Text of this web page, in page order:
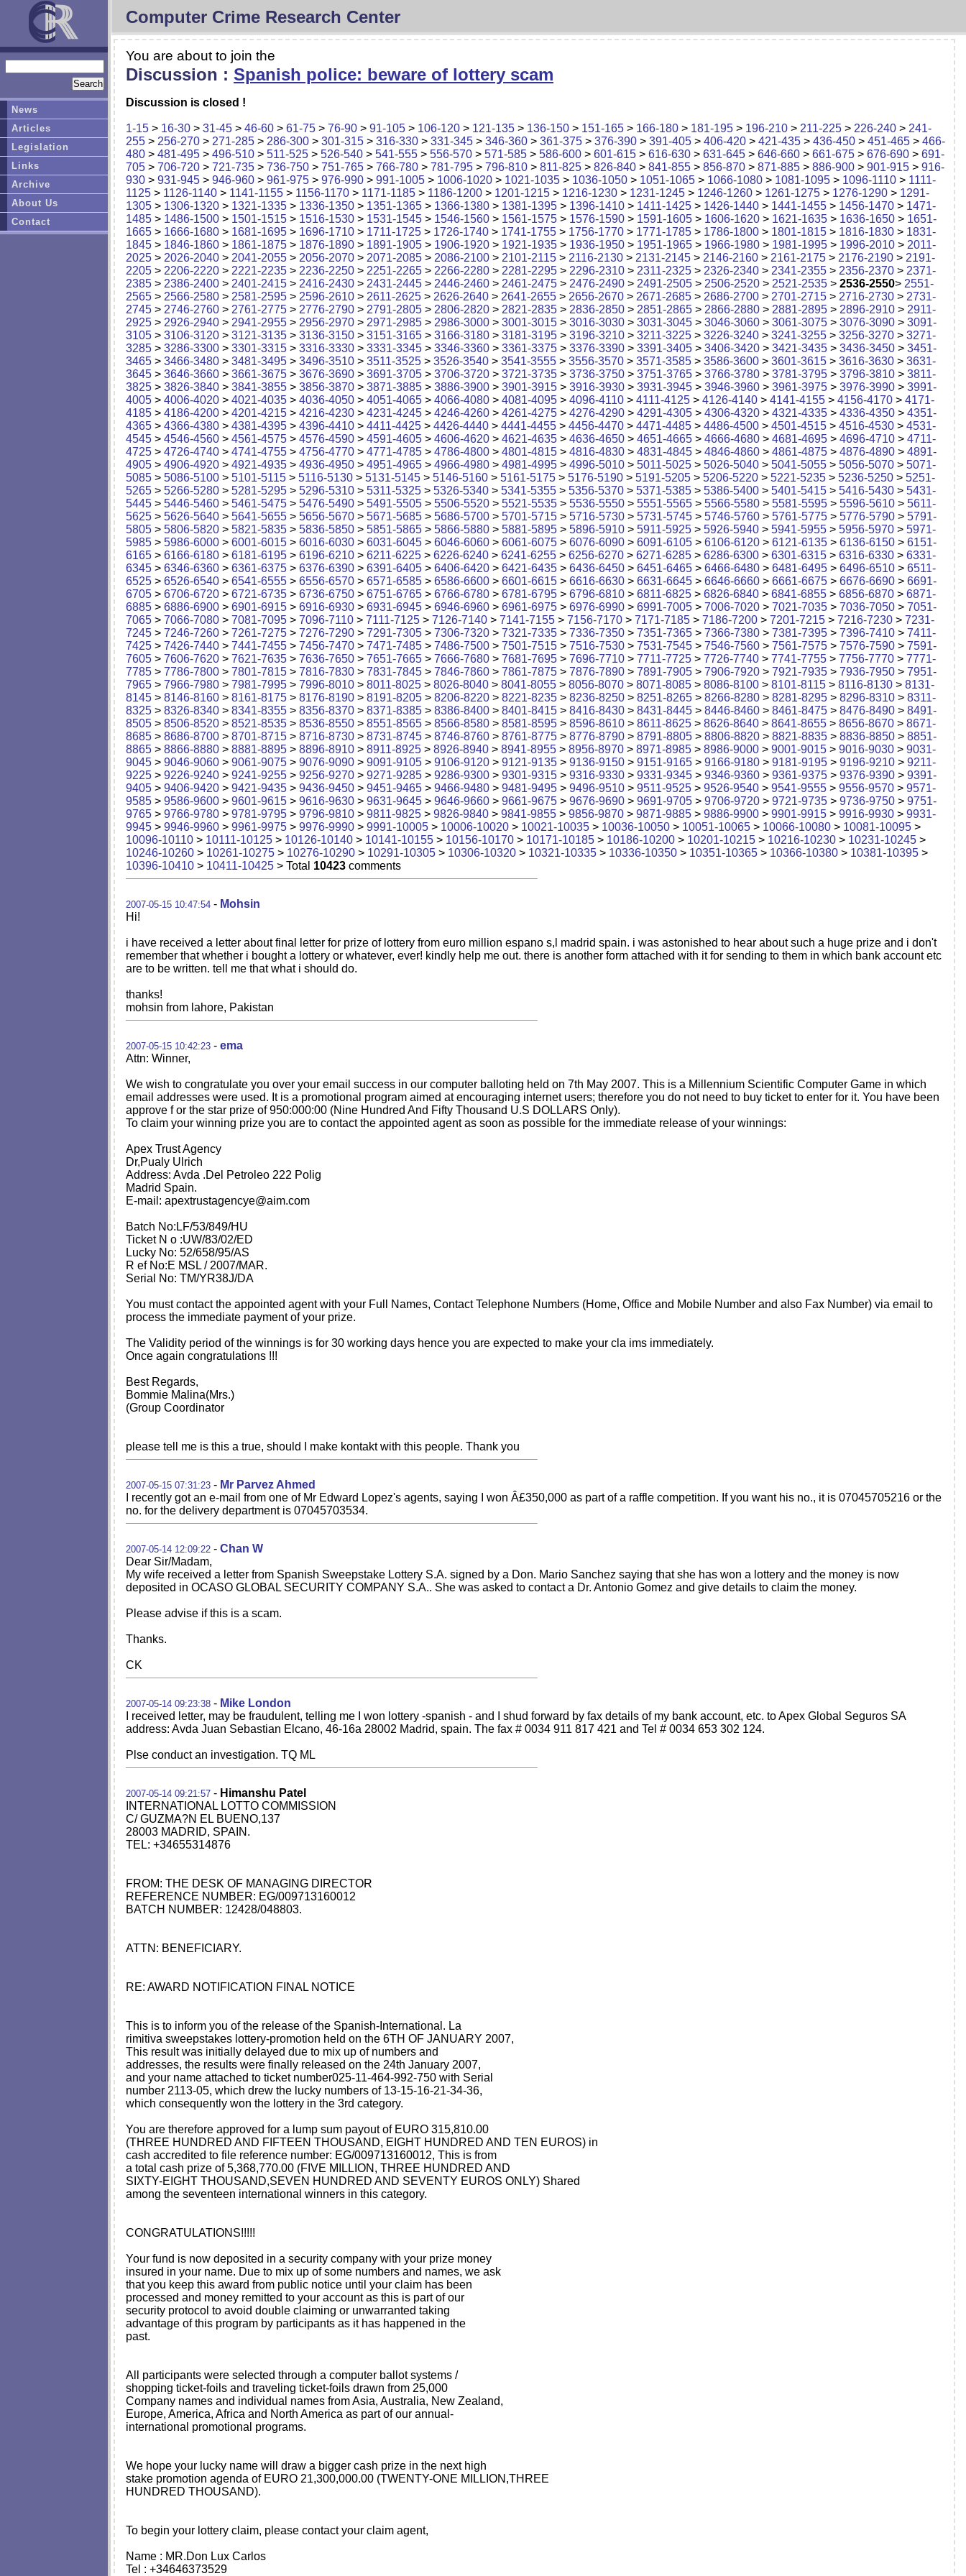
Computer Crime Research Center
You are about to join the
Discussion : Spanish police: beware of lottery scam
Discussion is closed !
1-15 > 16-30 > 31-45 > 46-60 > 61-75 > 76-90 > 91-105 > 106-120 > 121-135 > 136-150 > 151-165 > 166-180 > 181-195 > 196-210 > 211-225 > 226-240 > 241-
255 > 256-270 > 271-285 > 286-300 > 301-315 > 316-330 > 331-345 > 346-360 > 361-375 > 376-390 > 391-405 > 406-420 > 421-435 > 436-450 > 451-465 > 466-
480 > 481-495 > 496-510 > 511-525 > 526-540 > 541-555 > 556-570 > 571-585 > 586-600 > 601-615 > 616-630 > 631-645 > 646-660 > 661-675 > 676-690 > 691-
705 > 706-720 > 721-735 > 736-750 > 751-765 > 766-780 > 781-795 > 796-810 > 811-825 > 826-840 > 841-855 > 856-870 > 871-885 > 886-900 > 901-915 > 916-
930 > 931-945 > 946-960 > 961-975 > 976-990 > 991-1005 > 1006-1020 > 1021-1035 > 1036-1050 > 1051-1065 > 1066-1080 > 1081-1095 > 1096-1110 > 1111-
1125 > 1126-1140 > 1141-1155 > 1156-1170 > 1171-1185 > 1186-1200 > 1201-1215 > 1216-1230 > 1231-1245 > 1246-1260 > 1261-1275 > 1276-1290 > 1291-
1305 > 1306-1320 > 1321-1335 > 1336-1350 > 1351-1365 > 1366-1380 > 1381-1395 > 1396-1410 > 1411-1425 > 1426-1440 > 1441-1455 > 1456-1470 > 1471-
1485 > 1486-1500 > 1501-1515 > 1516-1530 > 1531-1545 > 1546-1560 > 1561-1575 > 1576-1590 > 1591-1605 > 1606-1620 > 1621-1635 > 1636-1650 > 1651-
1665 > 1666-1680 > 1681-1695 > 1696-1710 > 1711-1725 > 1726-1740 > 1741-1755 > 1756-1770 > 1771-1785 > 1786-1800 > 1801-1815 > 1816-1830 > 1831-
1845 > 1846-1860 > 1861-1875 > 1876-1890 > 1891-1905 > 1906-1920 > 1921-1935 > 1936-1950 > 1951-1965 > 1966-1980 > 1981-1995 > 1996-2010 > 2011-
2025 > 2026-2040 > 2041-2055 > 2056-2070 > 2071-2085 > 2086-2100 > 2101-2115 > 2116-2130 > 2131-2145 > 2146-2160 > 2161-2175 > 2176-2190 > 2191-
2205 > 2206-2220 > 2221-2235 > 2236-2250 > 2251-2265 > 2266-2280 > 2281-2295 > 2296-2310 > 2311-2325 > 2326-2340 > 2341-2355 > 2356-2370 > 2371-
2385 > 2386-2400 > 2401-2415 > 2416-2430 > 2431-2445 > 2446-2460 > 2461-2475 > 2476-2490 > 2491-2505 > 2506-2520 > 2521-2535 > 2536-2550> 2551-
2565 > 2566-2580 > 2581-2595 > 2596-2610 > 2611-2625 > 2626-2640 > 2641-2655 > 2656-2670 > 2671-2685 > 2686-2700 > 2701-2715 > 2716-2730 > 2731-
2745 > 2746-2760 > 2761-2775 > 2776-2790 > 2791-2805 > 2806-2820 > 2821-2835 > 2836-2850 > 2851-2865 > 2866-2880 > 2881-2895 > 2896-2910 > 2911-
2925 > 2926-2940 > 2941-2955 > 2956-2970 > 2971-2985 > 2986-3000 > 3001-3015 > 3016-3030 > 3031-3045 > 3046-3060 > 3061-3075 > 3076-3090 > 3091-
3105 > 3106-3120 > 3121-3135 > 3136-3150 > 3151-3165 > 3166-3180 > 3181-3195 > 3196-3210 > 3211-3225 > 3226-3240 > 3241-3255 > 3256-3270 > 3271-
3285 > 3286-3300 > 3301-3315 > 3316-3330 > 3331-3345 > 3346-3360 > 3361-3375 > 3376-3390 > 3391-3405 > 3406-3420 > 3421-3435 > 3436-3450 > 3451-
3465 > 3466-3480 > 3481-3495 > 3496-3510 > 3511-3525 > 3526-3540 > 3541-3555 > 3556-3570 > 3571-3585 > 3586-3600 > 3601-3615 > 3616-3630 > 3631-
3645 > 3646-3660 > 3661-3675 > 3676-3690 > 3691-3705 > 3706-3720 > 3721-3735 > 3736-3750 > 3751-3765 > 3766-3780 > 3781-3795 > 3796-3810 > 3811-
3825 > 3826-3840 > 3841-3855 > 3856-3870 > 3871-3885 > 3886-3900 > 3901-3915 > 3916-3930 > 3931-3945 > 3946-3960 > 3961-3975 > 3976-3990 > 3991-
4005 > 4006-4020 > 4021-4035 > 4036-4050 > 4051-4065 > 4066-4080 > 4081-4095 > 4096-4110 > 4111-4125 > 4126-4140 > 4141-4155 > 4156-4170 > 4171-
4185 > 4186-4200 > 4201-4215 > 4216-4230 > 4231-4245 > 4246-4260 > 4261-4275 > 4276-4290 > 4291-4305 > 4306-4320 > 4321-4335 > 4336-4350 > 4351-
4365 > 4366-4380 > 4381-4395 > 4396-4410 > 4411-4425 > 4426-4440 > 4441-4455 > 4456-4470 > 4471-4485 > 4486-4500 > 4501-4515 > 4516-4530 > 4531-
4545 > 4546-4560 > 4561-4575 > 4576-4590 > 4591-4605 > 4606-4620 > 4621-4635 > 4636-4650 > 4651-4665 > 4666-4680 > 4681-4695 > 4696-4710 > 4711-
4725 > 4726-4740 > 4741-4755 > 4756-4770 > 4771-4785 > 4786-4800 > 4801-4815 > 4816-4830 > 4831-4845 > 4846-4860 > 4861-4875 > 4876-4890 > 4891-
4905 > 4906-4920 > 4921-4935 > 4936-4950 > 4951-4965 > 4966-4980 > 4981-4995 > 4996-5010 > 5011-5025 > 5026-5040 > 5041-5055 > 5056-5070 > 5071-
5085 > 5086-5100 > 5101-5115 > 5116-5130 > 5131-5145 > 5146-5160 > 5161-5175 > 5176-5190 > 5191-5205 > 5206-5220 > 5221-5235 > 5236-5250 > 5251-
5265 > 5266-5280 > 5281-5295 > 5296-5310 > 5311-5325 > 5326-5340 > 5341-5355 > 5356-5370 > 5371-5385 > 5386-5400 > 5401-5415 > 5416-5430 > 5431-
5445 > 5446-5460 > 5461-5475 > 5476-5490 > 5491-5505 > 5506-5520 > 5521-5535 > 5536-5550 > 5551-5565 > 5566-5580 > 5581-5595 > 5596-5610 > 5611-
5625 > 5626-5640 > 5641-5655 > 5656-5670 > 5671-5685 > 5686-5700 > 5701-5715 > 5716-5730 > 5731-5745 > 5746-5760 > 5761-5775 > 5776-5790 > 5791-
5805 > 5806-5820 > 5821-5835 > 5836-5850 > 5851-5865 > 5866-5880 > 5881-5895 > 5896-5910 > 5911-5925 > 5926-5940 > 5941-5955 > 5956-5970 > 5971-
5985 > 5986-6000 > 6001-6015 > 6016-6030 > 6031-6045 > 6046-6060 > 6061-6075 > 6076-6090 > 6091-6105 > 6106-6120 > 6121-6135 > 6136-6150 > 6151-
6165 > 6166-6180 > 6181-6195 > 6196-6210 > 6211-6225 > 6226-6240 > 6241-6255 > 6256-6270 > 6271-6285 > 6286-6300 > 6301-6315 > 6316-6330 > 6331-
6345 > 6346-6360 > 6361-6375 > 6376-6390 > 6391-6405 > 6406-6420 > 6421-6435 > 6436-6450 > 6451-6465 > 6466-6480 > 6481-6495 > 6496-6510 > 6511-
6525 > 6526-6540 > 6541-6555 > 6556-6570 > 6571-6585 > 6586-6600 > 6601-6615 > 6616-6630 > 6631-6645 > 6646-6660 > 6661-6675 > 6676-6690 > 6691-
6705 > 6706-6720 > 6721-6735 > 6736-6750 > 6751-6765 > 6766-6780 > 6781-6795 > 6796-6810 > 6811-6825 > 6826-6840 > 6841-6855 > 6856-6870 > 6871-
6885 > 6886-6900 > 6901-6915 > 6916-6930 > 6931-6945 > 6946-6960 > 6961-6975 > 6976-6990 > 6991-7005 > 7006-7020 > 7021-7035 > 7036-7050 > 7051-
7065 > 7066-7080 > 7081-7095 > 7096-7110 > 7111-7125 > 7126-7140 > 7141-7155 > 7156-7170 > 7171-7185 > 7186-7200 > 7201-7215 > 7216-7230 > 7231-
7245 > 7246-7260 > 7261-7275 > 7276-7290 > 7291-7305 > 7306-7320 > 7321-7335 > 7336-7350 > 7351-7365 > 7366-7380 > 7381-7395 > 7396-7410 > 7411-
7425 > 7426-7440 > 7441-7455 > 7456-7470 > 7471-7485 > 7486-7500 > 7501-7515 > 7516-7530 > 7531-7545 > 7546-7560 > 7561-7575 > 7576-7590 > 7591-
7605 > 7606-7620 > 7621-7635 > 7636-7650 > 7651-7665 > 7666-7680 > 7681-7695 > 7696-7710 > 7711-7725 > 7726-7740 > 7741-7755 > 7756-7770 > 7771-
7785 > 7786-7800 > 7801-7815 > 7816-7830 > 7831-7845 > 7846-7860 > 7861-7875 > 7876-7890 > 7891-7905 > 7906-7920 > 7921-7935 > 7936-7950 > 7951-
7965 > 7966-7980 > 7981-7995 > 7996-8010 > 8011-8025 > 8026-8040 > 8041-8055 > 8056-8070 > 8071-8085 > 8086-8100 > 8101-8115 > 8116-8130 > 8131-
8145 > 8146-8160 > 8161-8175 > 8176-8190 > 8191-8205 > 8206-8220 > 8221-8235 > 8236-8250 > 8251-8265 > 8266-8280 > 8281-8295 > 8296-8310 > 8311-
8325 > 8326-8340 > 8341-8355 > 8356-8370 > 8371-8385 > 8386-8400 > 8401-8415 > 8416-8430 > 8431-8445 > 8446-8460 > 8461-8475 > 8476-8490 > 8491-
8505 > 8506-8520 > 8521-8535 > 8536-8550 > 8551-8565 > 8566-8580 > 8581-8595 > 8596-8610 > 8611-8625 > 8626-8640 > 8641-8655 > 8656-8670 > 8671-
8685 > 8686-8700 > 8701-8715 > 8716-8730 > 8731-8745 > 8746-8760 > 8761-8775 > 8776-8790 > 8791-8805 > 8806-8820 > 8821-8835 > 8836-8850 > 8851-
8865 > 8866-8880 > 8881-8895 > 8896-8910 > 8911-8925 > 8926-8940 > 8941-8955 > 8956-8970 > 8971-8985 > 8986-9000 > 9001-9015 > 9016-9030 > 9031-
9045 > 9046-9060 > 9061-9075 > 9076-9090 > 9091-9105 > 9106-9120 > 9121-9135 > 9136-9150 > 9151-9165 > 9166-9180 > 9181-9195 > 9196-9210 > 9211-
9225 > 9226-9240 > 9241-9255 > 9256-9270 > 9271-9285 > 9286-9300 > 9301-9315 > 9316-9330 > 9331-9345 > 9346-9360 > 9361-9375 > 9376-9390 > 9391-
9405 > 9406-9420 > 9421-9435 > 9436-9450 > 9451-9465 > 9466-9480 > 9481-9495 > 9496-9510 > 9511-9525 > 9526-9540 > 9541-9555 > 9556-9570 > 9571-
9585 > 9586-9600 > 9601-9615 > 9616-9630 > 9631-9645 > 9646-9660 > 9661-9675 > 9676-9690 > 9691-9705 > 9706-9720 > 9721-9735 > 9736-9750 > 9751-
9765 > 9766-9780 > 9781-9795 > 9796-9810 > 9811-9825 > 9826-9840 > 9841-9855 > 9856-9870 > 9871-9885 > 9886-9900 > 9901-9915 > 9916-9930 > 9931-
9945 > 9946-9960 > 9961-9975 > 9976-9990 > 9991-10005 > 10006-10020 > 10021-10035 > 10036-10050 > 10051-10065 > 10066-10080 > 10081-10095 >
10096-10110 > 10111-10125 > 10126-10140 > 10141-10155 > 10156-10170 > 10171-10185 > 10186-10200 > 10201-10215 > 10216-10230 > 10231-10245 >
10246-10260 > 10261-10275 > 10276-10290 > 10291-10305 > 10306-10320 > 10321-10335 > 10336-10350 > 10351-10365 > 10366-10380 > 10381-10395 >
10396-10410 > 10411-10425 > Total 10423 comments
2007-05-15 10:47:54 - Mohsin
Hi!
i have received a letter about final letter for prize of lottery from euro million espano s,l madrid spain. i was astonished to hear about such a huge prize and i don't
remember that whether i bought a lottery or whatever, ever! kindly help me out. there is another form attached with it for sending to them in which bank account etc
are to be written. tell me that what i should do.
thanks!
mohsin from lahore, Pakistan
2007-05-15 10:42:23 - ema
Attn: Winner,
We wish to congratulate you over your email success in our computer balloting held on 7th May 2007. This is a Millennium Scientific Computer Game in which
email addresses were used. It is a promotional program aimed at encouraging internet users; therefore you do not need to buy ticket to enter for it. You have been
approve f or the star prize of 950:000:00 (Nine Hundred And Fifty Thousand U.S DOLLARS Only).
To claim your winning prize you are to contact the appointed agent as soon as possible for the immediate release of your winnings:
Apex Trust Agency
Dr,Pualy Ulrich
Address: Avda .Del Petroleo 222 Polig
Madrid Spain.
E-mail: apextrustagencye@aim.com
Batch No:LF/53/849/HU
Ticket N o :UW/83/02/ED
Lucky No: 52/658/95/AS
R ef No:E MSL / 2007/MAR.
Serial No: TM/YR38J/DA
You must contact the appointed agent with your Full Names, Contact Telephone Numbers (Home, Office and Mobile Number and also Fax Number) via email to
process the immediate payment of your prize.
The Validity period of the winnings is for 30 working days hence you are expected to make your cla ims immediately.
Once again congratulations !!!
Best Regards,
Bommie Malina(Mrs.)
(Group Coordinator
please tell me is this a true, should I make kontakt with this people. Thank you
2007-05-15 07:31:23 - Mr Parvez Ahmed
I recently got an e-mail from one of Mr Edward Lopez's agents, saying I won Â£350,000 as part of a raffle competition. If you want his no., it is 07045705216 or the
no. for the delivery department is 07045703534.
2007-05-14 12:09:22 - Chan W
Dear Sir/Madam,
My wife received a letter from Spanish Sweepstake Lottery S.A. signed by a Don. Mario Sanchez saying that she has won a lottery and the money is now
deposited in OCASO GLOBAL SECURITY COMPANY S.A.. She was asked to contact a Dr. Antonio Gomez and give details to claim the money.
Please advise if this is a scam.
Thanks.
CK
2007-05-14 09:23:38 - Mike London
I received letter, may be fraudulent, telling me I won lottery -spanish - and I shud forward by fax details of my bank account, etc. to Apex Global Seguros SA
address: Avda Juan Sebastian Elcano, 46-16a 28002 Madrid, spain. The fax # 0034 911 817 421 and Tel # 0034 653 302 124.
Plse conduct an investigation. TQ ML
2007-05-14 09:21:57 - Himanshu Patel
INTERNATIONAL LOTTO COMMISSION
C/ GUZMA?N EL BUENO,137
28003 MADRID, SPAIN.
TEL: +34655314876
FROM: THE DESK OF MANAGING DIRECTOR
REFERENCE NUMBER: EG/009713160012
BATCH NUMBER: 12428/048803.
ATTN: BENEFICIARY.
RE: AWARD NOTIFICATION FINAL NOTICE
This is to inform you of the release of the Spanish-International. La
rimitiva sweepstakes lottery-promotion held on the 6TH OF JANUARY 2007,
This result was initially delayed due to mix up of numbers and
addresses, the results were finally released on the 24th January 2007,
and your name attached to ticket number025-11-464-992-750 with Serial
number 2113-05, which drew the lucky numbers of 13-15-16-21-34-36,
which consequently won the lottery in the 3rd category.
You are therefore approved for a lump sum payout of EURO 315,810.00
(THREE HUNDRED AND FIFTEEN THOUSAND, EIGHT HUNDRED AND TEN EUROS) in
cash accredited to file reference number: EG/009713160012, This is from
a total cash prize of 5,368,770.00 (FIVE MILLION, THREE HUNDRED AND
SIXTY-EIGHT THOUSAND,SEVEN HUNDRED AND SEVENTY EUROS ONLY) Shared
among the seventeen international winners in this category.
CONGRATULATIONS!!!!!
Your fund is now deposited in a security company with your prize money
insured in your name. Due to mix up of some numbers and names, we ask
that you keep this award from public notice until your claim has been
processed and money remitted to your account as this is part of our
security protocol to avoid double claiming or unwarranted taking
advantage of this program by participants as it has happened in the
past.
All participants were selected through a computer ballot systems /
shopping ticket-foils and traveling ticket-foils drawn from 25,000
Company names and individual names from Asia, Australia, New Zealand,
Europe, America, Africa and North America as part of our annual-
international promotional programs.
We hope your lucky name will draw a bigger cash prize in the next high
stake promotion agenda of EURO 21,300,000.00 (TWENTY-ONE MILLION,THREE
HUNDRED THOUSAND).
To begin your lottery claim, please contact your claim agent,
Name : MR.Don Lux Carlos
Tel : +34646373529
News
Articles
Legislation
Links
Archive
About Us
Contact